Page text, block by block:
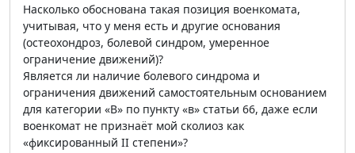
Насколько обоснована такая позиция военкомата,
учитывая, что у меня есть и другие основания
(остеохондроз, болевой синдром, умеренное
ограничение движений)?
Является ли наличие болевого синдрома и
ограничения движений самостоятельным основанием
для категории «В» по пункту «в» статьи 66, даже если
военкомат не признаёт мой сколиоз как
«фиксированный II степени»?